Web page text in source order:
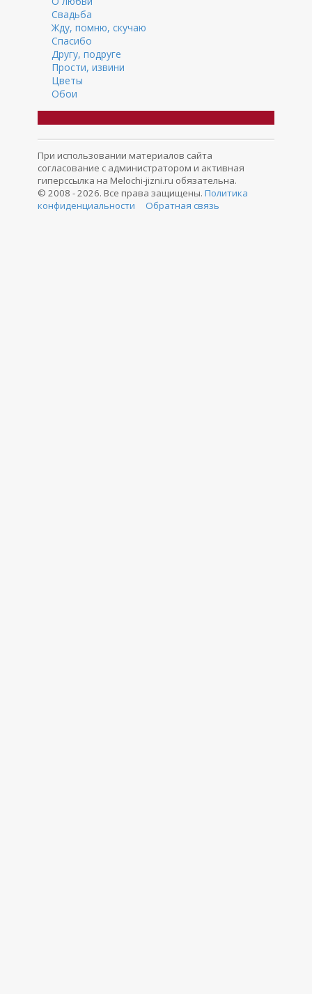
Свадьба
Жду, помню, скучаю
Спасибо
Другу, подруге
Прости, извини
Цветы
Обои
При использовании материалов сайта
согласование с администратором и активная
гиперссылка на Melochi-jizni.ru обязательна.
© 2008 - 2026. Все права защищены. Политика
конфиденциальности
Обратная связь